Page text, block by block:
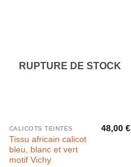
RUPTURE DE STOCK
CALICOTS TEINTÉS
Tissu africain calicot
bleu, blanc et vert
motif Vichy
48,00€